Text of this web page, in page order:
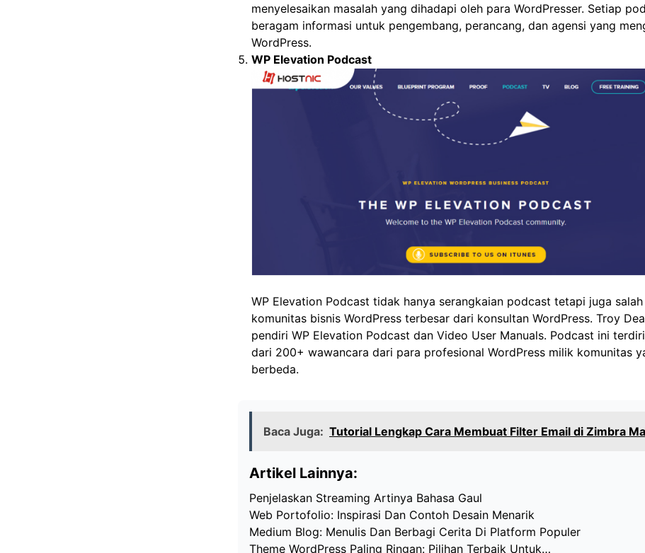
menyelesaikan masalah yang dihadapi oleh para WordPresser. Setiap
beragam informasi untuk pengembang, perancang, dan agensi yang
WordPress.
WP Elevation Podcast
WP Elevation Podcast tidak hanya serangkaian podcast tetapi juga salah
komunitas bisnis WordPress terbesar dari konsultan WordPress. Troy
pendiri WP Elevation Podcast dan Video User Manuals. Podcast ini
dari 200+ wawancara dari para profesional WordPress milik komunitas
berbeda.
Baca Juga: Tutorial Lengkap Cara Membuat Filter Email di Zimbra
Artikel Lainnya:
Penjelaskan Streaming Artinya Bahasa Gaul
Web Portofolio: Inspirasi Dan Contoh Desain Menarik
Medium Blog: Menulis Dan Berbagi Cerita Di Platform Populer
Theme WordPress Paling Ringan: Pilihan Terbaik Untuk…